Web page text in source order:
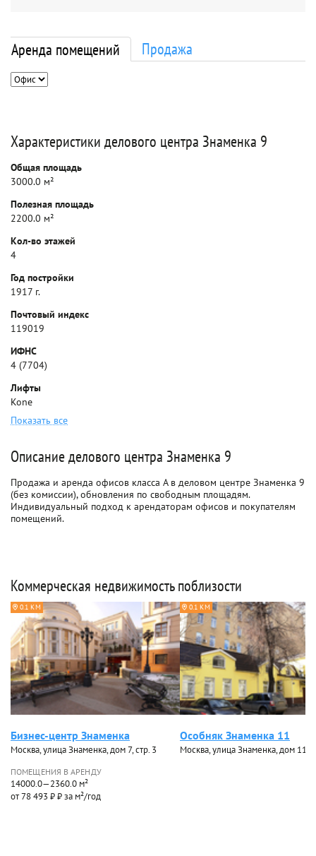
Аренда помещений Продажа
Характеристики делового центра Знаменка 9
Общая площадь
3000.0 м²
Полезная площадь
2200.0 м²
Кол-во этажей
4
Год постройки
1917 г.
Почтовый индекс
119019
ИФНС
4 (7704)
Лифты
Kone
Показать все
Описание делового центра Знаменка 9
Продажа и аренда офисов класса A в деловом центре Знаменка 9
(без комиссии), обновления по свободным площадям.
Индивидуальный подход к арендаторам офисов и покупателям
помещений.
Коммерческая недвижимость поблизости
0.1 КМ
Бизнес-центр Знаменка
Москва, улица Знаменка, дом 7, стр. 3
ПОМЕЩЕНИЯ В АРЕНДУ
14000.0—2360.0 м²
от 78 493 ₽ ₽ за м²/год
0.1 КМ
Особняк Знаменка 11
Москва, улица Знаменка, дом 11